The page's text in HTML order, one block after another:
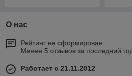
О нас
Рейтинг не сформирован
Менее 5 отзывов за последний
Работает с 21.11.2012